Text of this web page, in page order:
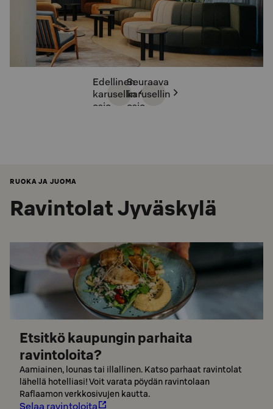
Edellinen
karusellin
osio
Seuraava
karusellin
osio
RUOKA JA JUOMA
Ravintolat Jyväskylä
Etsitkö kaupungin parhaita
ravintoloita?
Aamiainen, lounas tai illallinen. Katso parhaat ravintolat
lähellä hotelliasi! Voit varata pöydän ravintolaan
Raflaamon verkkosivujen kautta.
Selaa ravintoloita